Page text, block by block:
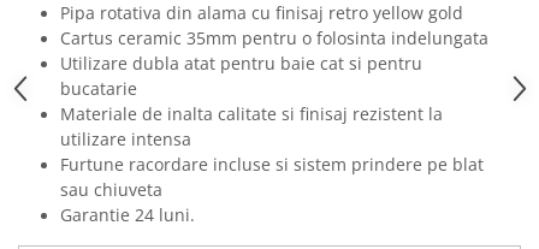
Pipa rotativa din alama cu finisaj retro yellow gold
Cartus ceramic 35mm pentru o folosinta indelungata
Utilizare dubla atat pentru baie cat si pentru
bucatarie
Materiale de inalta calitate si finisaj rezistent la
utilizare intensa
Furtune racordare incluse si sistem prindere pe blat
sau chiuveta
Garantie 24 luni.